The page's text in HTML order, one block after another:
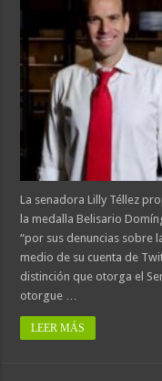
La senadora Lilly Téllez
la medalla Belisario
“por sus denuncias sobre
medio de su cuenta de
distinción que otorga el
otorgue …
LEER MÁS